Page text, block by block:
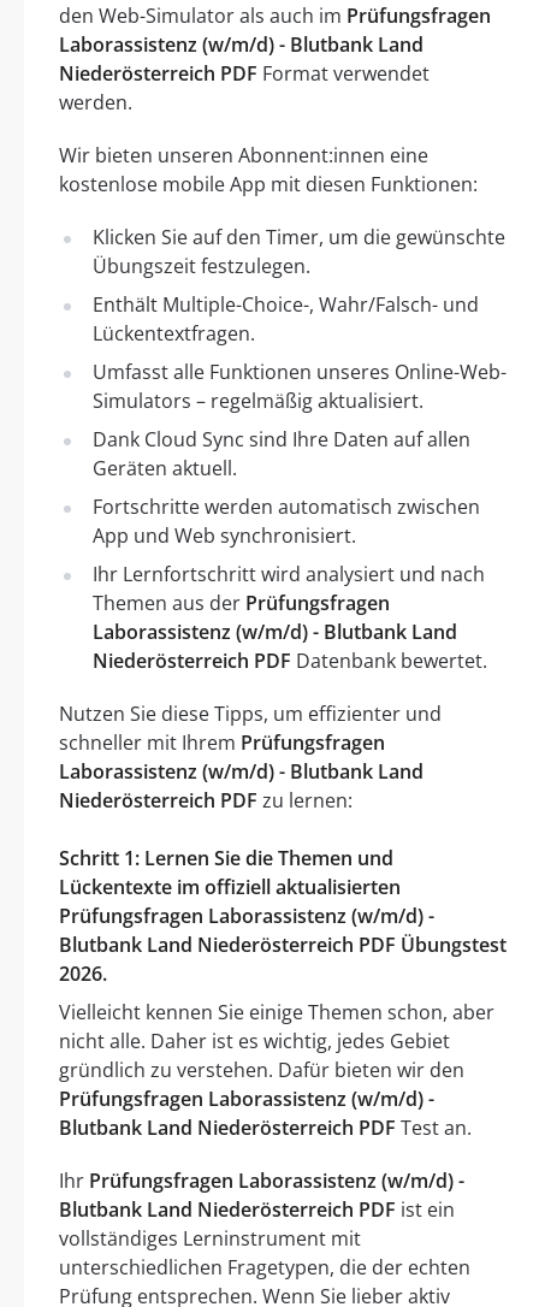
den Web-Simulator als auch im Prüfungsfragen
Laborassistenz (w/m/d) - Blutbank Land
Niederösterreich PDF Format verwendet
werden.
Wir bieten unseren Abonnent:innen eine
kostenlose mobile App mit diesen Funktionen:
Klicken Sie auf den Timer, um die gewünschte
Übungszeit festzulegen.
Enthält Multiple-Choice-, Wahr/Falsch- und
Lückentextfragen.
Umfasst alle Funktionen unseres Online-Web-
Simulators – regelmäßig aktualisiert.
Dank Cloud Sync sind Ihre Daten auf allen
Geräten aktuell.
Fortschritte werden automatisch zwischen
App und Web synchronisiert.
Ihr Lernfortschritt wird analysiert und nach
Themen aus der Prüfungsfragen
Laborassistenz (w/m/d) - Blutbank Land
Niederösterreich PDF Datenbank bewertet.
Nutzen Sie diese Tipps, um effizienter und
schneller mit Ihrem Prüfungsfragen
Laborassistenz (w/m/d) - Blutbank Land
Niederösterreich PDF zu lernen:
Schritt 1: Lernen Sie die Themen und
Lückentexte im offiziell aktualisierten
Prüfungsfragen Laborassistenz (w/m/d) -
Blutbank Land Niederösterreich PDF Übungstest
2026.
Vielleicht kennen Sie einige Themen schon, aber
nicht alle. Daher ist es wichtig, jedes Gebiet
gründlich zu verstehen. Dafür bieten wir den
Prüfungsfragen Laborassistenz (w/m/d) -
Blutbank Land Niederösterreich PDF Test an.
Ihr Prüfungsfragen Laborassistenz (w/m/d) -
Blutbank Land Niederösterreich PDF ist ein
vollständiges Lerninstrument mit
unterschiedlichen Fragetypen, die der echten
Prüfung entsprechen. Wenn Sie lieber aktiv